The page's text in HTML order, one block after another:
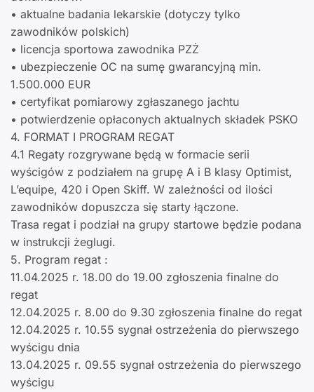
• aktualne badania lekarskie (dotyczy tylko
zawodników polskich)
• licencja sportowa zawodnika PZŻ
• ubezpieczenie OC na sumę gwarancyjną min.
1.500.000 EUR
• certyfikat pomiarowy zgłaszanego jachtu
• potwierdzenie opłaconych aktualnych składek PSKO
4. FORMAT I PROGRAM REGAT
4.1 Regaty rozgrywane będą w formacie serii
wyścigów z podziałem na grupę A i B klasy Optimist,
L’equipe, 420 i Open Skiff. W zależności od ilości
zawodników dopuszcza się starty łączone.
Trasa regat i podział na grupy startowe będzie podana
w instrukcji żeglugi.
5. Program regat :
11.04.2025 r. 18.00 do 19.00 zgłoszenia finalne do
regat
12.04.2025 r. 8.00 do 9.30 zgłoszenia finalne do regat
12.04.2025 r. 10.55 sygnał ostrzeżenia do pierwszego
wyścigu dnia
13.04.2025 r. 09.55 sygnał ostrzeżenia do pierwszego
wyścigu